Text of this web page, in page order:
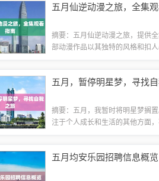
了解详细信息并参加应聘。随着春
五月仙逆动漫之旅，全集
摘要：五月仙逆动漫之旅，提供
部动漫作品以其独特的风格和扣人
受这部精彩的动漫作品。内容健康
五月，暂停明星梦，寻找
摘要：五月，我暂时将明星梦搁
注于个人成长和生活的其他方面
议。这段时期，我将远离炒作与喧
五月均安乐园招聘信息概览